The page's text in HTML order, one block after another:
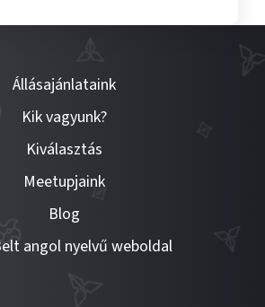
utóbbiakat nem feltétlenül.
Állásajánlataink
Kik vagyunk?
Kiválasztás
Meetupjaink
Blog
angol nyelvű weboldal